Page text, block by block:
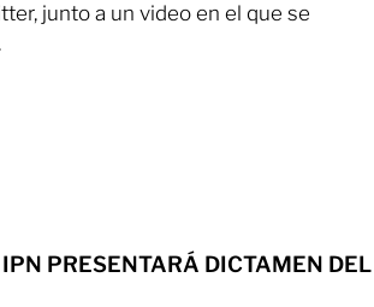
junto a un video en el que se
PRESENTARÁ DICTAMEN DEL